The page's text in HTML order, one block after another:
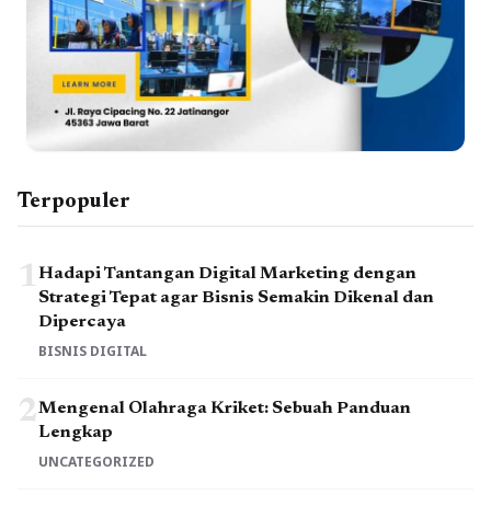
Terpopuler
1Hadapi Tantangan Digital Marketing dengan
Strategi Tepat agar Bisnis Semakin Dikenal dan
Dipercaya
BISNIS DIGITAL
2Mengenal Olahraga Kriket: Sebuah Panduan
Lengkap
UNCATEGORIZED